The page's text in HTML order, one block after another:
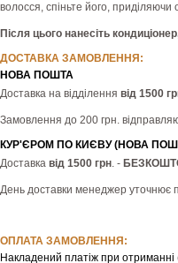
волосся, спіньте його,
Після цього нанесіть
ДОСТАВКА ЗАМОВЛЕННЯ:
НОВА ПОШТА
Доставка на відділення від 1500
Замовлення до 200 грн.
КУР'ЄРОМ ПО КИЄВУ (НОВА
Доставка від 1500 грн. -
День доставки менеджер уточнює
ОПЛАТА ЗАМОВЛЕННЯ:
Накладений платіж при отриманні